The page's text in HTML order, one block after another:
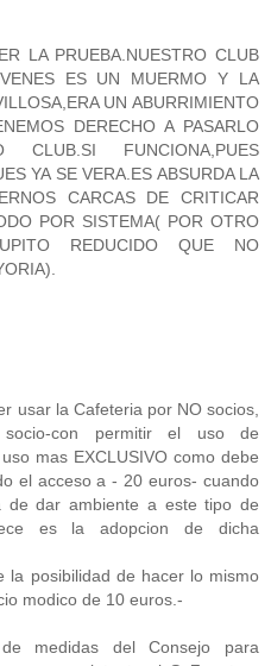
LA PRUEBA.NUESTRO CLUB
ES UN MUERMO Y LA
UN ABURRIMIENTO
DERECHO A PASARLO
FUNCIONA,PUES
YA SE VERA.ES ABSURDA LA
CARCAS DE CRITICAR
POR SISTEMA( POR OTRO
REDUCIDO QUE NO
usar la Cafeteria por NO socios,
con permitir el uso de
mas EXCLUSIVO como debe
el acceso a - 20 euros- cuando
dar ambiente a este tipo de
es la adopcion de dicha
la posibilidad de hacer lo mismo
modico de 10 euros.-
medidas del Consejo para